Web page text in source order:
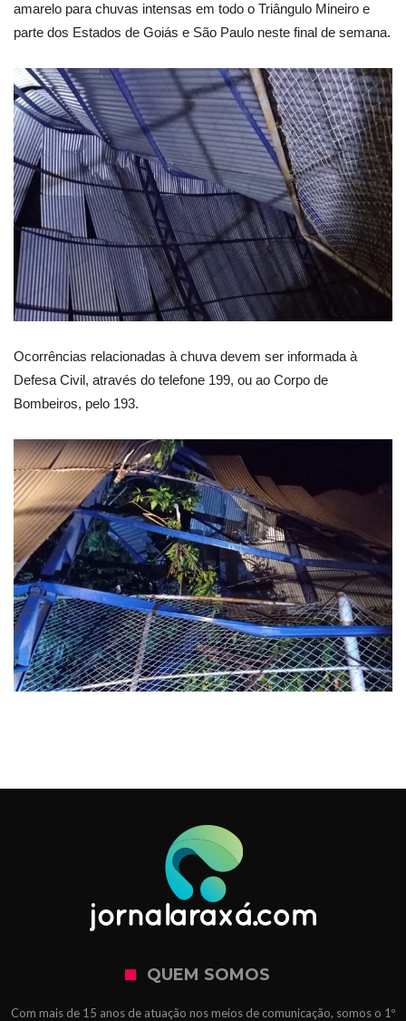
amarelo para chuvas intensas em todo o Triângulo Mineiro e
parte dos Estados de Goiás e São Paulo neste final de semana.
Ocorrências relacionadas à chuva devem ser informada à
Defesa Civil, através do telefone 199, ou ao Corpo de
Bombeiros, pelo 193.
QUEM SOMOS
Com mais de 15 anos de atuação nos meios de comunicação, somos o 1º